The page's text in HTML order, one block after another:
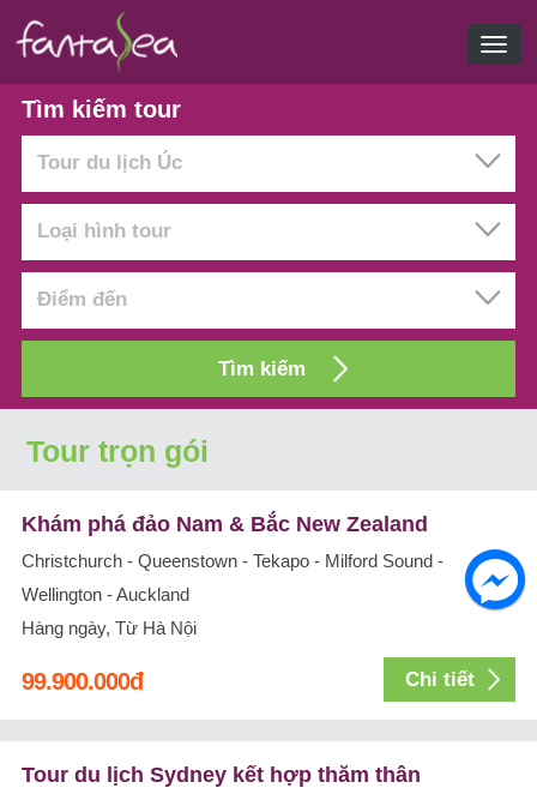
Tìm kiếm tour
Tour du lịch Úc
Loại hình tour
Điểm đến
Tour trọn gói
Khám phá đảo Nam & Bắc New Zealand
Christchurch - Queenstown - Tekapo - Milford Sound -
Wellington - Auckland
Hàng ngày, Từ Hà Nội
99.900.000đ Chi tiết
Tour du lịch Sydney kết hợp thăm thân